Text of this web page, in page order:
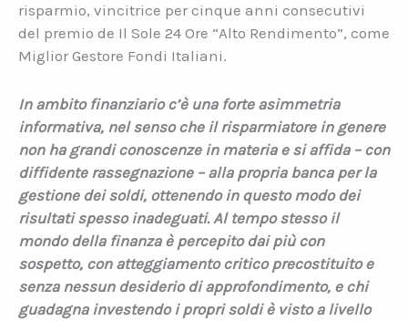
risparmio, vincitrice per cinque anni consecutivi
del premio de Il Sole 24 Ore “Alto Rendimento”, come
Miglior Gestore Fondi Italiani.
In ambito finanziario c’è una forte asimmetria
informativa, nel senso che il risparmiatore in genere
non ha grandi conoscenze in materia e si affida – con
diffidente rassegnazione – alla propria banca per la
gestione dei soldi, ottenendo in questo modo dei
risultati spesso inadeguati. Al tempo stesso il
mondo della finanza è percepito dai più con
sospetto, con atteggiamento critico precostituito e
senza nessun desiderio di approfondimento, e chi
guadagna investendo i propri soldi è visto a livello